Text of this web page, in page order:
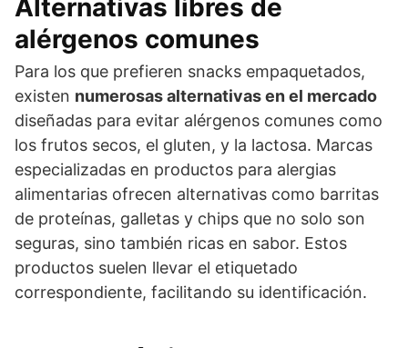
Alternativas libres de
alérgenos comunes
Para los que prefieren snacks empaquetados,
existen numerosas alternativas en el mercado
diseñadas para evitar alérgenos comunes como
los frutos secos, el gluten, y la lactosa. Marcas
especializadas en productos para alergias
alimentarias ofrecen alternativas como barritas
de proteínas, galletas y chips que no solo son
seguras, sino también ricas en sabor. Estos
productos suelen llevar el etiquetado
correspondiente, facilitando su identificación.